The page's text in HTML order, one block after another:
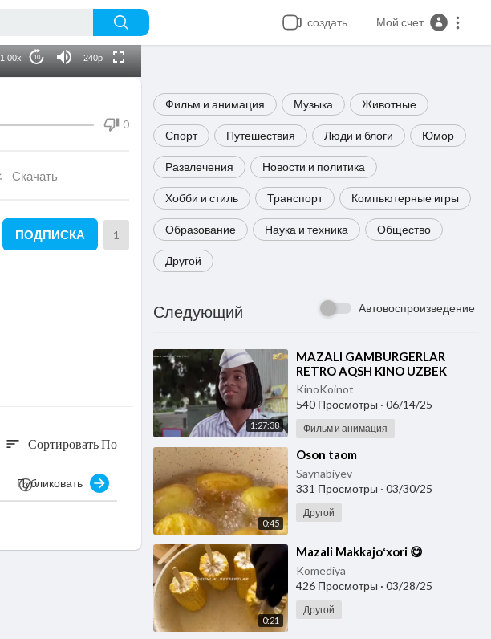
создать Мой счет
1.00x 10 240p
Фильм и анимация Музыка Животные
Спорт Путешествия Люди и блоги Юмор
Развлечения Новости и политика
Хобби и стиль Транспорт Компьютерные игры
Образование Наука и техника Общество
Другой
Следующий Автовоспроизведение
1:27:38
⁣MAZALI GAMBURGERLAR
RETRO AQSH KINO UZBEK
TILIDA
KinoKoinot
540 Просмотры · 06/14/25
Фильм и анимация
0:45
⁣Oson taom
Saynabiyev
331 Просмотры · 03/30/25
Другой
0:21
⁣Mazali Makkajoʻxori 😋
Komediya
426 Просмотры · 03/28/25
Другой
0
Скачать
ПОДПИСКА 1
sort Сортировать По
Публиковать